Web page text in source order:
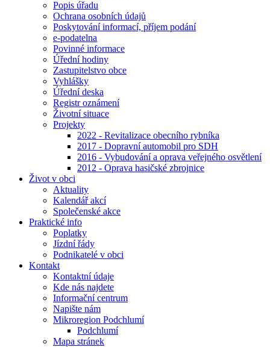
Popis úřadu
Ochrana osobních údajů
Poskytování informací, příjem podání
e-podatelna
Povinné informace
Úřední hodiny
Zastupitelstvo obce
Vyhlášky
Úřední deska
Registr oznámení
Životní situace
Projekty
2022 - Revitalizace obecního rybníka
2017 - Dopravní automobil pro SDH
2016 - Vybudování a oprava veřejného osvětlení
2012 - Oprava hasičské zbrojnice
Život v obci
Aktuality
Kalendář akcí
Společenské akce
Praktické info
Poplatky
Jízdní řády
Podnikatelé v obci
Kontakt
Kontaktní údaje
Kde nás najdete
Informační centrum
Napište nám
Mikroregion Podchlumí
Podchlumí
Mapa stránek